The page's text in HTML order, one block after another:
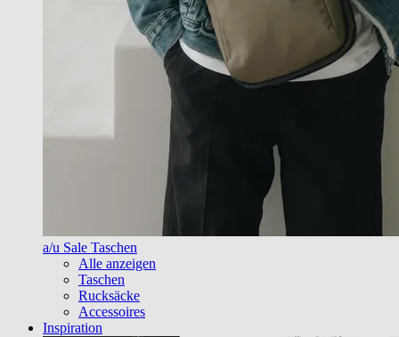
a/u Sale Taschen
Alle anzeigen
Taschen
Rucksäcke
Accessoires
Inspiration